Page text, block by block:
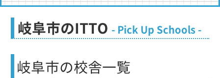
岐阜市のITTO - Pick Up Schools -
岐阜市の校舎一覧